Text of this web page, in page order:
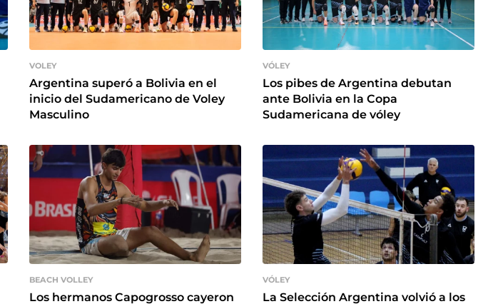
VOLEY
Argentina superó a Bolivia en el
inicio del Sudamericano de Voley
Masculino
VÓLEY
Los pibes de Argentina debutan
ante Bolivia en la Copa
Sudamericana de vóley
BEACH VOLLEY
Los hermanos Capogrosso cayeron
VÓLEY
La Selección Argentina volvió a los